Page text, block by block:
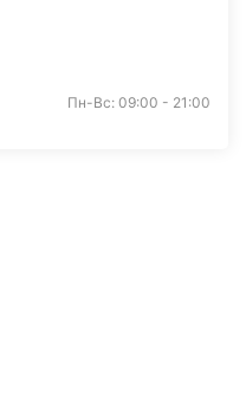
Пн-Вс: 09:00 - 21:00